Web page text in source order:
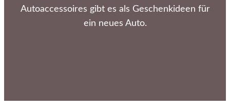
Autoaccessoires gibt es als Geschenkideen für
ein neues Auto.